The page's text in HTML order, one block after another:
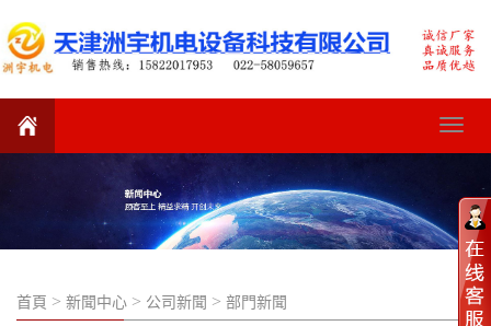
Toggle
首頁 > 新聞中心 > 公司新聞 > 部門新聞